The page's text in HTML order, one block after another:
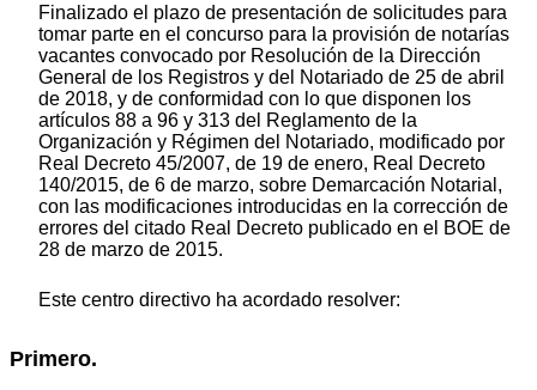
Finalizado el plazo de presentación de solicitudes para
tomar parte en el concurso para la provisión de notarías
vacantes convocado por Resolución de la Dirección
General de los Registros y del Notariado de 25 de abril
de 2018, y de conformidad con lo que disponen los
artículos 88 a 96 y 313 del Reglamento de la
Organización y Régimen del Notariado, modificado por
Real Decreto 45/2007, de 19 de enero, Real Decreto
140/2015, de 6 de marzo, sobre Demarcación Notarial,
con las modificaciones introducidas en la corrección de
errores del citado Real Decreto publicado en el BOE de
28 de marzo de 2015.
Este centro directivo ha acordado resolver:
Primero.